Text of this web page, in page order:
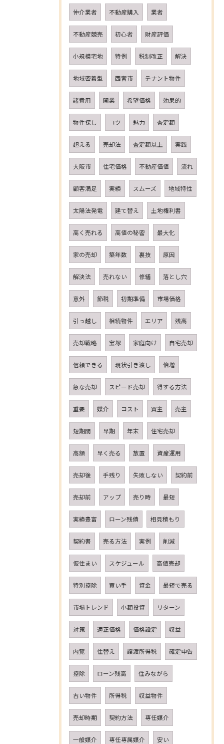
仲介業者 不動産購入 業者
不動産競売 初心者 財産評価
小規模宅地 特例 税制改正 解決
地域密着型 西宮市 テナント物件
諸費用 開業 希望価格 効果的
物件探し コツ 魅力 査定額
超える 売却法 査定額以上 実践
大阪市 住宅価格 不動産価値 流れ
顧客満足 実績 スムーズ 地域特性
太陽法発電 建て替え 土地権利書
高く売れる 高値の秘密 最大化
家の売却 築年数 裏技 原因
解決法 売れない 修繕 落とし穴
意外 節税 初期準備 市場価格
引っ越し 相続物件 エリア 残高
売却戦略 宝塚 家庭向け 自宅売却
信頼できる 現状引き渡し 倍増
急な売却 スピード売却 得する方法
重要 媒介 コスト 買主 売主
短期間 早期 年末 住宅売却
高額 早く売る 放置 資産運用
売却後 手残り 失敗しない 契約前
売却前 アップ 売り時 最短
実績豊富 ローン残債 相見積もり
契約書 売る方法 実例 削減
仮住まい スケジュール 高値売却
特別控除 買い手 資金 最短で売る
市場トレンド 小額投資 リターン
対策 適正価格 価格設定 収益
内覧 住替え 譲渡所得税 確定申告
控除 ローン残高 住みながら
古い物件 所得税 収益物件
売却時期 契約方法 専任媒介
一般媒介 専任専属媒介 安い